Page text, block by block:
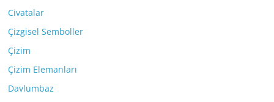
Civatalar
Çizgisel Semboller
Çizim
Çizim Elemanları
Davlumbaz